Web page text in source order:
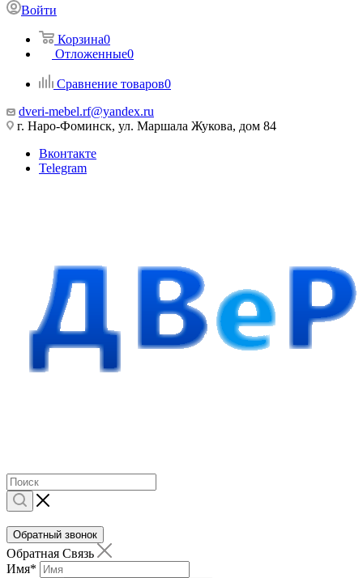
Войти
Корзина0
Отложенные0
Сравнение товаров0
dveri-mebel.rf@yandex.ru
г. Наро-Фоминск, ул. Маршала Жукова, дом 84
Вконтакте
Telegram
Обратный звонок
Обратная Связь
Имя*